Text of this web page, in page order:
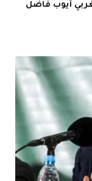
أيوب فاضل